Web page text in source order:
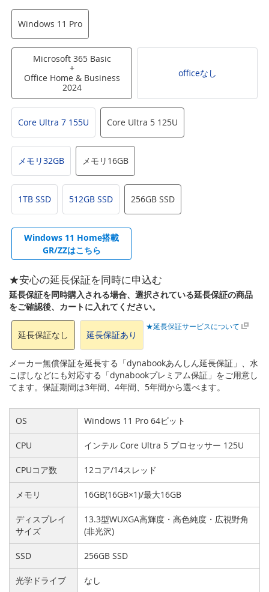
Windows 11 Pro
Microsoft 365 Basic
+
Office Home & Business
2024
officeなし
Core Ultra 7 155U Core Ultra 5 125U
メモリ32GB メモリ16GB
1TB SSD 512GB SSD 256GB SSD
Windows 11 Home搭載
GR/ZZはこちら
★安心の延長保証を同時に申込む
延長保証を同時購入される場合、選択されている延長保証の商品
をご確認後、カートに入れてください。
延長保証なし 延長保証あり
★延長保証サービスについて
メーカー無償保証を延長する「dynabookあんしん延長保証」、水
こぼしなどにも対応する「dynabookプレミアム保証」をご用意し
てます。保証期間は3年間、4年間、5年間から選べます。
OS Windows 11 Pro 64ビット
CPU インテル Core Ultra 5 プロセッサー 125U
CPUコア数 12コア/14スレッド
メモリ 16GB(16GB×1)/最大16GB
ディスプレイ
サイズ
13.3型WUXGA高輝度・高色純度・広視野角
(非光沢)
SSD 256GB SSD
光学ドライブ なし